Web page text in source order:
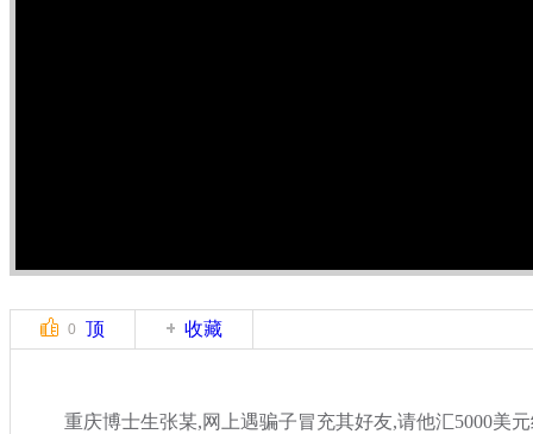
0 顶 收藏
重庆博士生张某,网上遇骗子冒充其好友,请他汇5000美